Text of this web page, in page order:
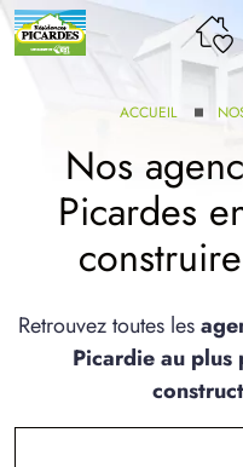
GAMME
SERVICE BDL EXTENSION
ACCUEIL
Nos
Picardes
Retrouvez toutes les
Picardie au